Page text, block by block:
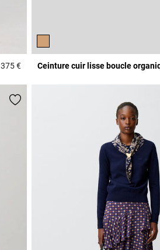
375 €4 out of 5 Customer Rating
Ceinture cuir lisse boucle